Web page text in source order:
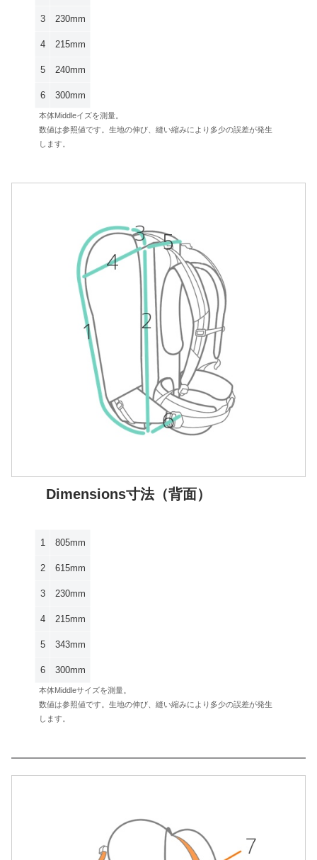
3 230mm
4 215mm
5 240mm
6 300mm
本体Middleイズを測量。
数値は参照値です。生地の伸び、縫い縮みにより多少の誤差が発生
します。
Dimensions寸法（背面）
1 805mm
2 615mm
3 230mm
4 215mm
5 343mm
6 300mm
本体Middleサイズを測量。
数値は参照値です。生地の伸び、縫い縮みにより多少の誤差が発生
します。